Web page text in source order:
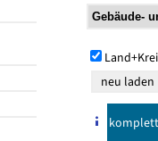
komplett